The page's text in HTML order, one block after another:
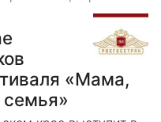
«Мама,
семья»